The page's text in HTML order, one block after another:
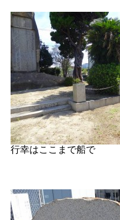
行幸はここまで船で